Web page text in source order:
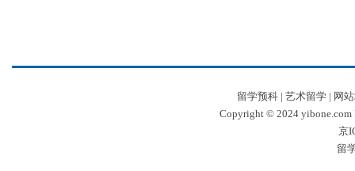
留学预科| 艺术留学| 网
Copyright © 2024 yibone.com
京
留